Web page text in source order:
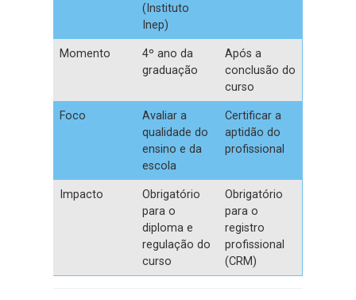
(Instituto
Inep)
Momento
4º ano da
graduação
Após a
conclusão do
curso
Foco
Avaliar a
qualidade do
ensino e da
escola
Certificar a
aptidão do
profissional
Impacto
Obrigatório
para o
diploma e
regulação do
curso
Obrigatório
para o
registro
profissional
(CRM)